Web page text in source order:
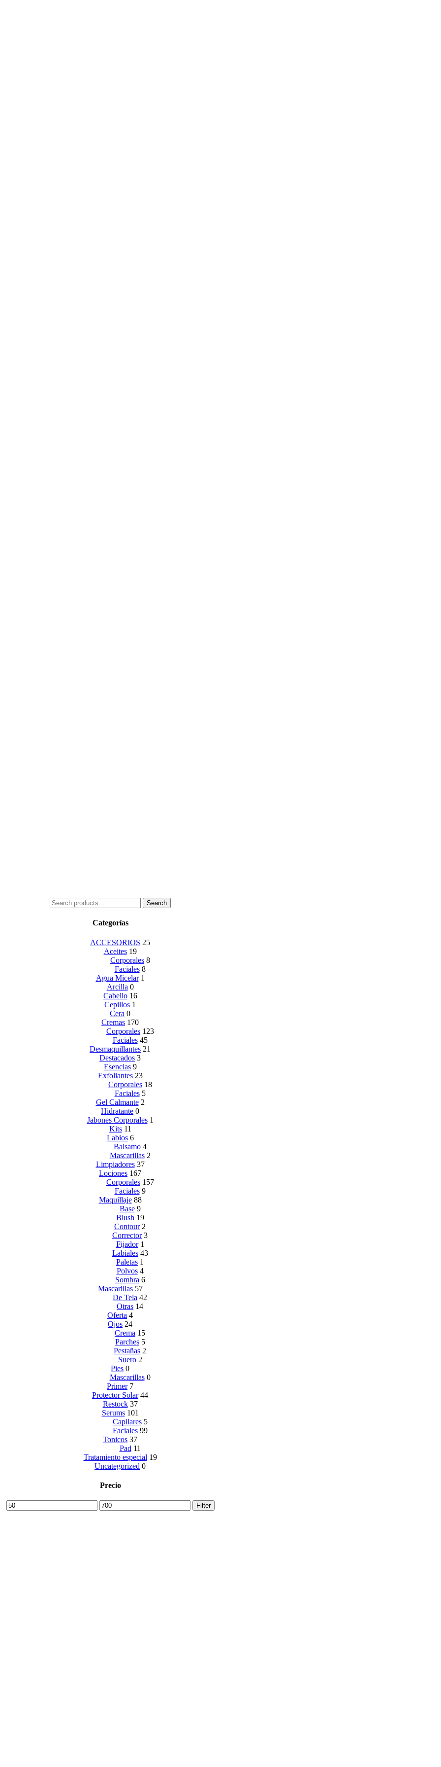
Search
for:
Search
Categorías
ACCESORIOS 25
Aceites 19
Corporales 8
Faciales 8
Agua Micelar 1
Arcilla 0
Cabello 16
Cepillos 1
Cera 0
Cremas 170
Corporales 123
Faciales 45
Desmaquillantes 21
Destacados 3
Esencias 9
Exfoliantes 23
Corporales 18
Faciales 5
Gel Calmante 2
Hidratante 0
Jabones Corporales 1
Kits 11
Labios 6
Balsamo 4
Mascarillas 2
Limpiadores 37
Lociones 167
Corporales 157
Faciales 9
Maquillaje 88
Base 9
Blush 19
Contour 2
Corrector 3
Fijador 1
Labiales 43
Paletas 1
Polvos 4
Sombra 6
Mascarillas 57
De Tela 42
Otras 14
Oferta 4
Ojos 24
Crema 15
Parches 5
Pestañas 2
Suero 2
Pies 0
Mascarillas 0
Primer 7
Protector Solar 44
Restock 37
Serums 101
Capilares 5
Faciales 99
Tonicos 37
Pad 11
Tratamiento especial 19
Uncategorized 0
Precio
Min
price
Max
price
Filter